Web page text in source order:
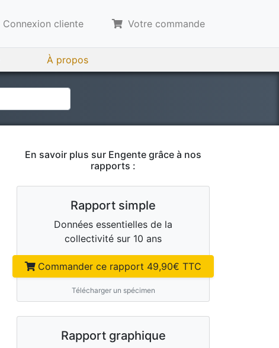
Connexion cliente Votre commande
À propos
En savoir plus sur Engente grâce à nos
rapports :
Rapport simple
Données essentielles de la
collectivité sur 10 ans
Commander ce rapport 49,90€ TTC
Télécharger un spécimen
Rapport graphique